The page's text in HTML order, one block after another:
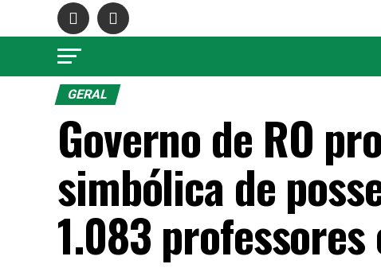
GERAL
Governo de RO
simbólica de
1.083 professores